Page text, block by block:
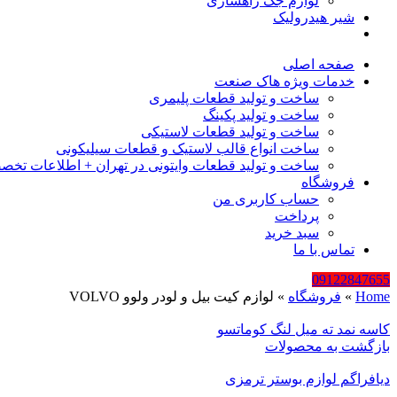
شیر هیدرولیک
صفحه اصلی
خدمات ویژه هاک صنعت
ساخت و تولید قطعات پلیمری
ساخت و تولید پکینگ
ساخت و تولید قطعات لاستیکی
ساخت انواع قالب لاستیک و قطعات سیلیکونی
ساخت و تولید قطعات وایتونی در تهران + اطلاعات
فروشگاه
حساب کاربری من
پرداخت
سبد خرید
تماس با ما
09122847655
Home
» فروشگاه » لوازم کیت بیل و لودر ولوو VOLVO
کاسه نمد ته میل لنگ کوماتسو
بازگشت به محصولات
دیافراگم لوازم بوستر ترمزی